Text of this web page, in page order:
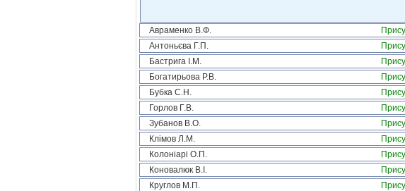
Авраменко В.Ф.
Антоньєва Г.П.
Бастрига І.М.
Богатирьова Р.В.
Бубка С.Н.
Горлов Г.В.
Зубанов В.О.
Клімов Л.М.
Колоніарі О.П.
Коновалюк В.І.
Круглов М.П.